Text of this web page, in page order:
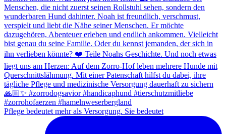
Pflege bedeutet mehr als Versorgung. Sie bedeutet